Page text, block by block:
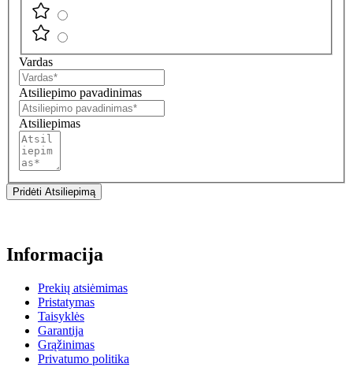
Vardas
Atsiliepimo pavadinimas
Atsiliepimas
Pridėti Atsiliepimą
Informacija
Prekių atsiėmimas
Pristatymas
Taisyklės
Garantija
Grąžinimas
Privatumo politika